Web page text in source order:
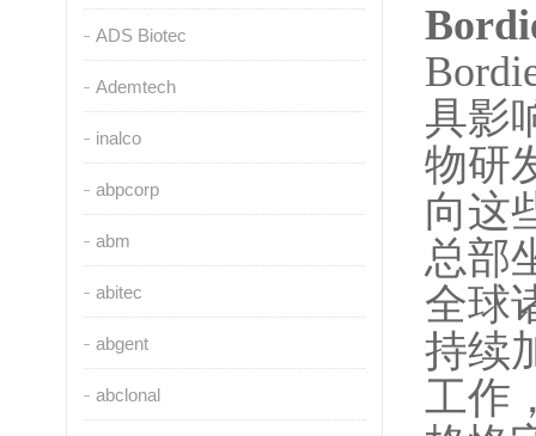
ADS Biotec
Ademtech
inalco
abpcorp
abm
abitec
abgent
abclonal
具影
物研
向这
总部
全球
持续
工作